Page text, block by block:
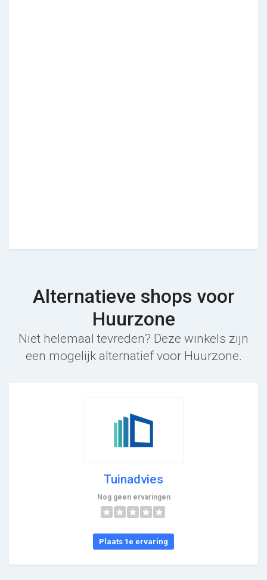
Alternatieve shops voor
Huurzone
Niet helemaal tevreden? Deze winkels zijn
een mogelijk alternatief voor Huurzone.
Tuinadvies
Nog geen ervaringen
Plaats 1e ervaring